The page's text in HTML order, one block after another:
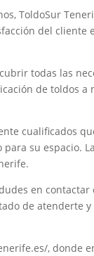
ToldoSur
del cliente
todas las
de toldos a
cualificados
su espacio.
en contactar
de atenderte
, donde